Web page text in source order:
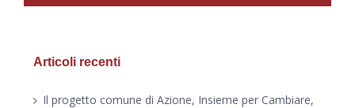
Articoli recenti
Il progetto comune di Azione, Insieme per Cambiare,